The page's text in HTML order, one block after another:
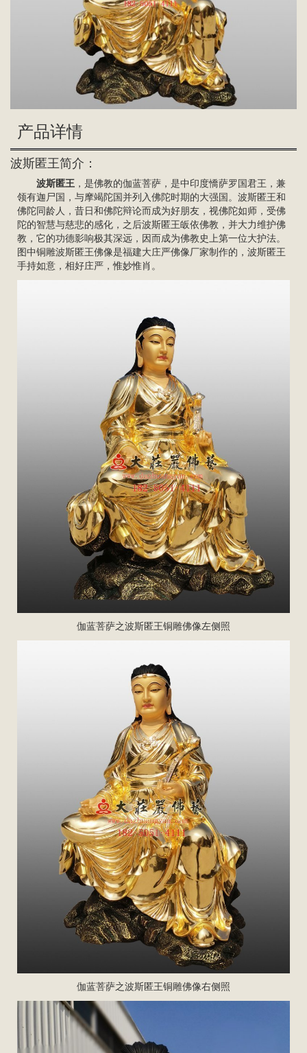
产品详情
波斯匿王简介：
波斯匿王 ，是佛教的伽蓝菩萨，是中印度憍萨罗国君王，兼
领有迦尸国，与摩竭陀国并列入佛陀时期的大强国。波斯匿王和
佛陀同龄人，昔日和佛陀辩论而成为好朋友，视佛陀如师，受佛
陀的智慧与慈悲的感化，之后波斯匿王皈依佛教，并大力维护佛
教，它的功德影响极其深远，因而成为佛教史上第一位大护法。
图中铜雕波斯匿王佛像是福建大庄严佛像厂家制作的，波斯匿王
手持如意，相好庄严，惟妙惟肖。
伽蓝菩萨之波斯匿王铜雕佛像左侧照
伽蓝菩萨之波斯匿王铜雕佛像右侧照